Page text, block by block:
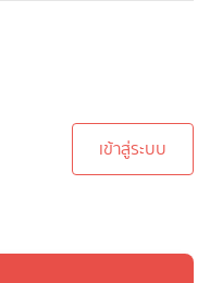
เข้าสู่ระบบ